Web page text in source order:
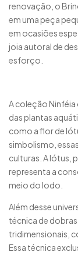
renovação, o
em uma peça
em ocasiões
joia autoral de
esforço.
A coleção Ninféia
das plantas
como a flor de
simbolismo,
culturas. A lótus,
representa a
meio do lodo.
Além desse
técnica de
tridimensionais,
Essa técnica